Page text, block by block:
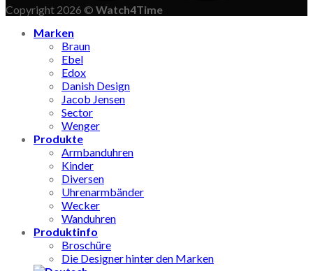
Copyright 2026 © Watch4Time
Marken
Braun
Ebel
Edox
Danish Design
Jacob Jensen
Sector
Wenger
Produkte
Armbanduhren
Kinder
Diversen
Uhrenarmbänder
Wecker
Wanduhren
Produktinfo
Broschüre
Die Designer hinter den Marken